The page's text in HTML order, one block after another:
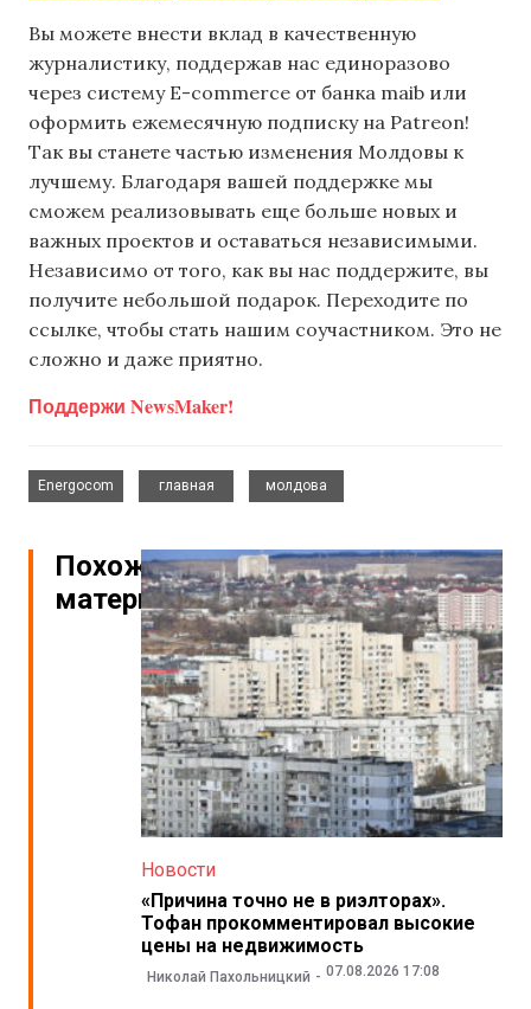
Вы можете внести вклад в качественную
журналистику, поддержав нас единоразово
через систему E-commerce от банка maib или
оформить ежемесячную подписку на Patreon!
Так вы станете частью изменения Молдовы к
лучшему. Благодаря вашей поддержке мы
сможем реализовывать еще больше новых и
важных проектов и оставаться независимыми.
Независимо от того, как вы нас поддержите, вы
получите небольшой подарок. Переходите по
ссылке, чтобы стать нашим соучастником. Это не
сложно и даже приятно.
Поддержи NewsMaker!
Energocom
главная
молдова
Похожие
материалы
Новости
«Причина точно не в риэлторах».
Тофан прокомментировал высокие
цены на недвижимость
Николай Пахольницкий 07.08.2026 17:08